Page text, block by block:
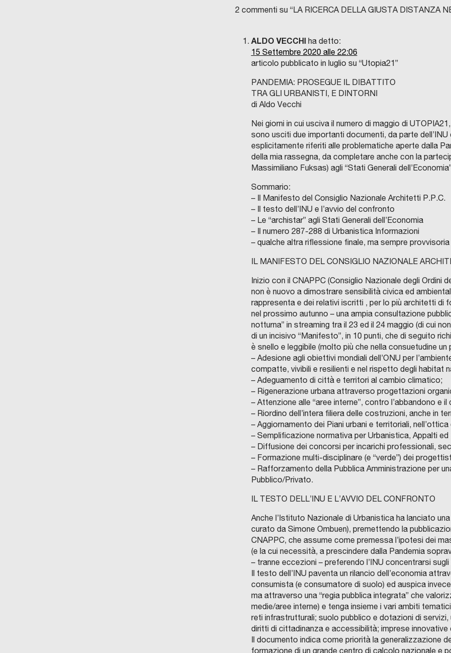
2 commenti su “LA RICERCA DELLA GIUSTA DISTANZA
ALDO VECCHI ha detto:
15 Settembre 2020 alle 22:06
articolo pubblicato in luglio su “Utopia21”
PANDEMIA: PROSEGUE IL DIBATTITO
TRA GLI URBANISTI, E DINTORNI
di Aldo Vecchi
Nei giorni in cui usciva il numero di maggio di
sono usciti due importanti documenti, da parte
esplicitamente riferiti alle problematiche aperte dalla
della mia rassegna, da completare anche con la
Massimiliano Fuksas) agli “Stati Generali
Sommario:
– Il Manifesto del Consiglio Nazionale Architetti P.P.C.
– Il testo dell’INU e l’avvio del confronto
– Le “archistar” agli Stati Generali dell’Economia
– Il numero 287-288 di Urbanistica Informazioni
– qualche altra riflessione finale, ma sempre provvisoria
IL MANIFESTO DEL CONSIGLIO NAZIONALE
Inizio con il CNAPPC (Consiglio Nazionale degli
non è nuovo a dimostrare sensibilità civica ed
rappresenta e dei relativi iscritti , per lo più architetti di
nel prossimo autunno – una ampia consultazione
notturna” in streaming tra il 23 ed il 24 maggio (di cui
di un incisivo “Manifesto”, in 10 punti, che di seguito
è snello e leggibile (molto più che nella consuetudine
– Adesione agli obiettivi mondiali dell’ONU per
compatte, vivibili e resilienti e nel rispetto degli habitat
– Adeguamento di città e territori al cambio climatico;
– Rigenerazione urbana attraverso progettazioni
– Attenzione alle “aree interne”, contro l’abbandono e il
– Riordino dell’intera filiera delle costruzioni, anche in
– Aggiornamento dei Piani urbani e territoriali, nell’ottica
– Semplificazione normativa per Urbanistica, Appalti ed
– Diffusione dei concorsi per incarichi professionali,
– Formazione multi-disciplinare (e “verde”) dei
– Rafforzamento della Pubblica Amministrazione per
Pubblico/Privato.
IL TESTO DELL’INU E L’AVVIO DEL CONFRONTO
Anche l’Istituto Nazionale di Urbanistica ha lanciato
curato da Simone Ombuen), premettendo la
CNAPPC, che assume come premessa l’ipotesi dei
(e la cui necessità, a prescindere dalla Pandemia
– tranne eccezioni – preferendo l’INU concentrarsi
Il testo dell’INU paventa un rilancio dell’economia
consumista (e consumatore di suolo) ed auspica
ma attraverso una “regia pubblica integrata” che
medie/aree interne) e tenga insieme i vari ambiti
reti infrastrutturali; suolo pubblico e dotazioni di
diritti di cittadinanza e accessibilità; imprese innovative
Il documento indica come priorità la generalizzazione
formazione di un grande centro di calcolo nazionale e